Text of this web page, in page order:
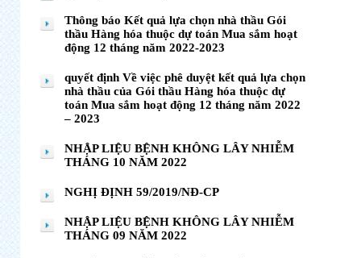
Thông báo Kết quả lựa chọn nhà thầu Gói
thầu Hàng hóa thuộc dự toán Mua sắm hoạt
động 12 tháng năm 2022-2023
quyết định Về việc phê duyệt kết quả lựa chọn
nhà thầu của Gói thầu Hàng hóa thuộc dự
toán Mua sắm hoạt động 12 tháng năm 2022
– 2023
NHẬP LIỆU BỆNH KHÔNG LÂY NHIỄM
THÁNG 10 NĂM 2022
NGHỊ ĐỊNH 59/2019/NĐ-CP
NHẬP LIỆU BỆNH KHÔNG LÂY NHIỄM
THÁNG 09 NĂM 2022